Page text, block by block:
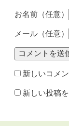
お名前（任意）
メール（任意）
新しいコメ
新しい投稿